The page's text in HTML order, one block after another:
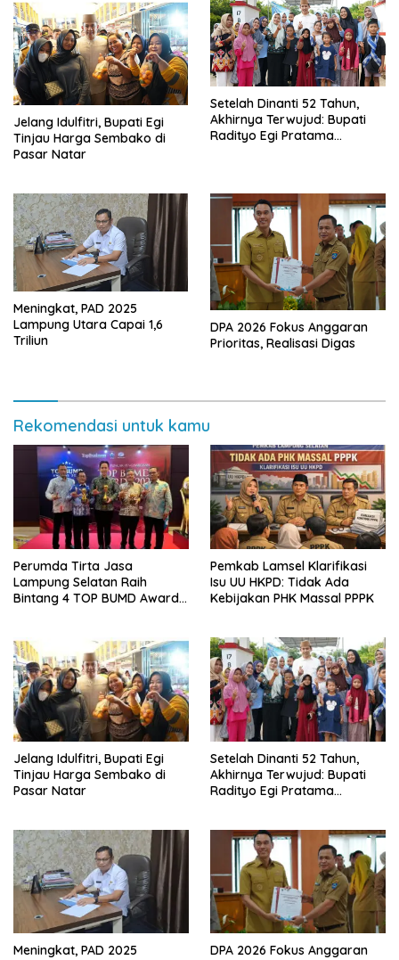
Jelang Idulfitri, Bupati Egi
Tinjau Harga Sembako di
Pasar Natar
Setelah Dinanti 52 Tahun,
Akhirnya Terwujud: Bupati
Radityo Egi Pratama
Meningkat, PAD 2025
Lampung Utara Capai 1,6
Triliun
DPA 2026 Fokus Anggaran
Prioritas, Realisasi Digas
Rekomendasi untuk kamu
Perumda Tirta Jasa
Lampung Selatan Raih
Bintang 4 TOP BUMD Awards
Pemkab Lamsel Klarifikasi
Isu UU HKPD: Tidak Ada
Kebijakan PHK Massal PPPK
Jelang Idulfitri, Bupati Egi
Tinjau Harga Sembako di
Pasar Natar
Setelah Dinanti 52 Tahun,
Akhirnya Terwujud: Bupati
Radityo Egi Pratama
Meningkat, PAD 2025
DPA 2026 Fokus Anggaran